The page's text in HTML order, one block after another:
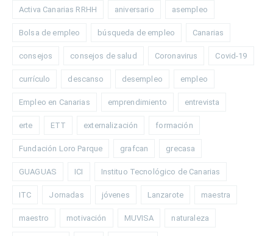
Activa Canarias RRHH aniversario asempleo
Bolsa de empleo búsqueda de empleo Canarias
consejos consejos de salud Coronavirus Covid-19
currículo descanso desempleo empleo
Empleo en Canarias emprendimiento entrevista
erte ETT externalización formación
Fundación Loro Parque grafcan grecasa
GUAGUAS ICI Instituo Tecnológico de Canarias
ITC Jornadas jóvenes Lanzarote maestra
maestro motivación MUVISA naturaleza